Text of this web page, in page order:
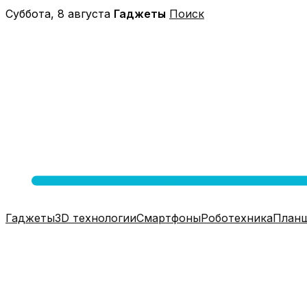
Перейти
Суббота, 8 августа Гаджеты Поиск
Гаджеты3D технологииСмартфоныРоботехника